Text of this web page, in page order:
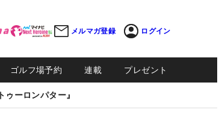
メルマガ登録 ログイン
ゴルフ場予約 連載 プレゼント
ーロンパター』